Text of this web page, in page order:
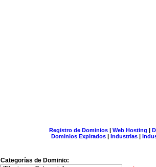
Registro de Dominios| Web Hosting |
Dominios Expirados | Industrias |
Categorías de Dominio: